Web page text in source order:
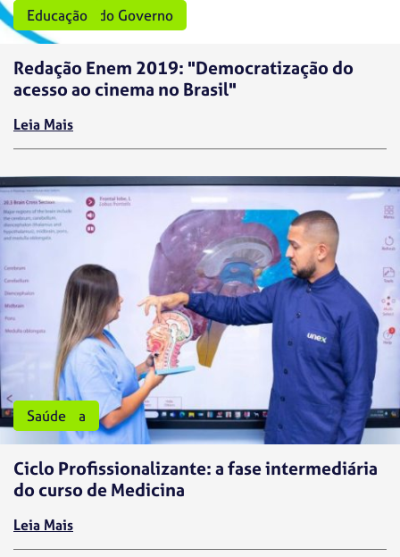
Programas do Governo
Educação
Redação Enem 2019: "Democratização do
acesso ao cinema no Brasil"
Leia Mais
Medicina
Saúde
Ciclo Profissionalizante: a fase intermediária
do curso de Medicina
Leia Mais